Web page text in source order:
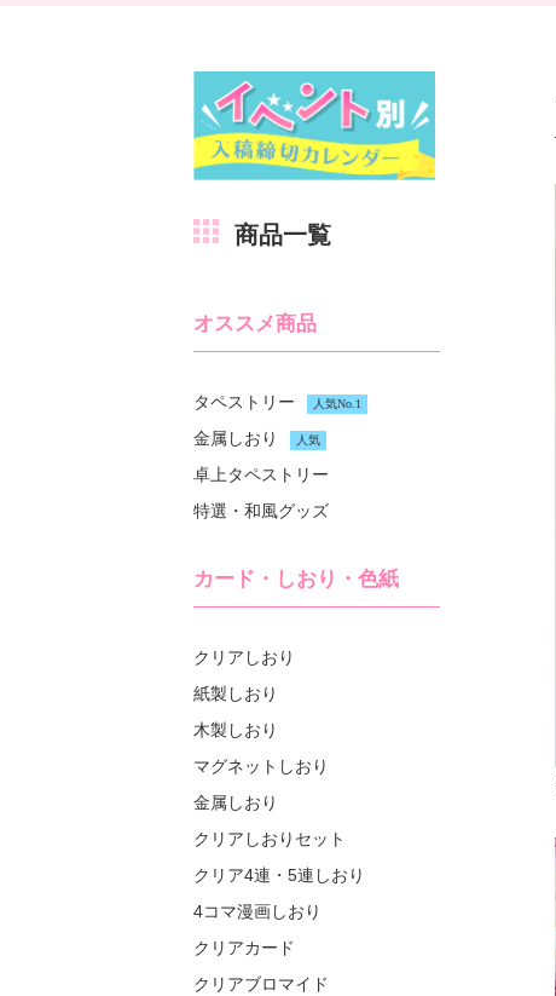
商品一覧
オススメ商品
タペストリー 人気No.1
金属しおり 人気
卓上タペストリー
特選・和風グッズ
カード・しおり・色紙
クリアしおり
紙製しおり
木製しおり
マグネットしおり
金属しおり
クリアしおりセット
クリア4連・5連しおり
4コマ漫画しおり
クリアカード
クリアブロマイド